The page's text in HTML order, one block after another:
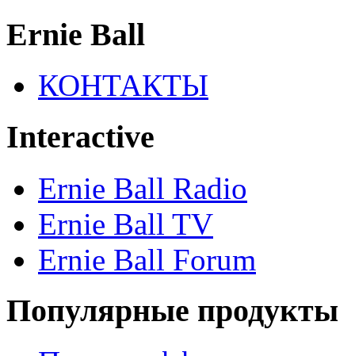
Ernie Ball
КОНТАКТЫ
Interactive
Ernie Ball Radio
Ernie Ball TV
Ernie Ball Forum
Популярные продукты